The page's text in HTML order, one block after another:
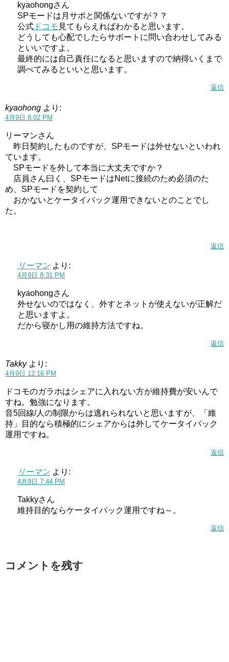
kyaohongさん
SPモードは月サポと関係ないですが？？
公式 ドコモ 見てもらえればわかると思います。
どうしても心配でしたらサポートに問い合わせしてみる
といいですよ。
最終的には自己責任になると思いますので納得いくまで
調べてみるといいと思います。
返信
kyaohong より:
4月9日 8:02 PM
リーマンさん
昨日契約したものですが、SPモードは外せないといわれ
ています。
SPモードを外して本当に大丈夫ですか？
店員さん曰く、SPモードはNetに接続のため必須のた
め、SPモードを契約して
おかないとケータイパック運用できないとのことでし
た。
返信
リーマン より:
4月9日 8:31 PM
kyaohongさん
外せないのではなく、外すとネットが使えないが正解だ
と思いますよ。
だから寝かし用の維持方法ですね。
返信
Takky より:
4月9日 12:16 PM
ドコモのガラホはシェアに入れない方が維持費が安いんで
すね。勉強になります。
音5回線/人の制限からは逃れられないと思いますが、「維
持」目的なら積極的にシェアからは外してケータイパック
運用ですね。
返信
リーマン より:
4月9日 7:44 PM
Takkyさん
維持目的ならケータイパック運用ですね～。
返信
コメントを残す